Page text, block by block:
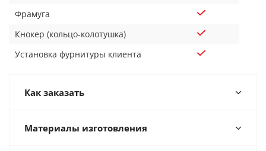
Фрамуга
Кнокер (кольцо-колотушка)
Установка фурнитуры клиента
Как заказать
Материалы изготовления